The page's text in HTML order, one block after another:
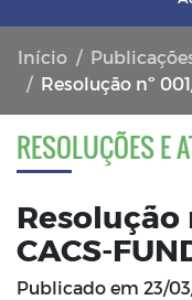
Início
Resolução nº 001/2023 - CACS-
RESOLUÇÕES E
Resolução
CACS-
Publicado em 23/